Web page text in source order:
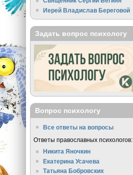
Иерей Владислав Береговой
Задать вопрос психологу
Вопрос психологу
Все ответы на вопросы
Ответы православных психологов:
Никита Яночкин
Екатерина Усачева
Татьяна Бобровских